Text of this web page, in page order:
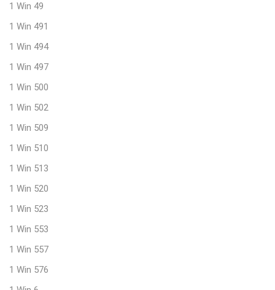
1 Win 49
1 Win 491
1 Win 494
1 Win 497
1 Win 500
1 Win 502
1 Win 509
1 Win 510
1 Win 513
1 Win 520
1 Win 523
1 Win 553
1 Win 557
1 Win 576